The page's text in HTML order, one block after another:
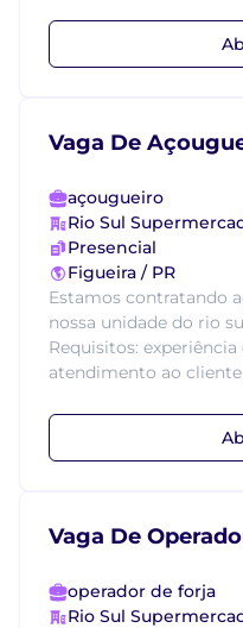
Vaga De
açougueiro
Rio Sul
Presencial
Figueira / PR
Estamos contratando
nossa unidade do rio
Requisitos:
atendimento ao
Vaga De
operador de forja
Rio Sul